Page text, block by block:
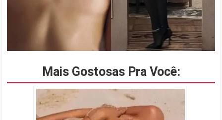
Mais Gostosas Pra Você: